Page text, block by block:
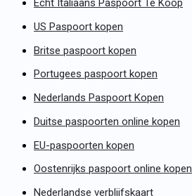
Echt Italiaans Paspoort Te Koop
US Paspoort kopen
Britse paspoort kopen
Portugees paspoort kopen
Nederlands Paspoort Kopen
Duitse paspoorten online kopen
EU-paspoorten kopen
Oostenrijks paspoort online kopen
Nederlandse verblijfskaart